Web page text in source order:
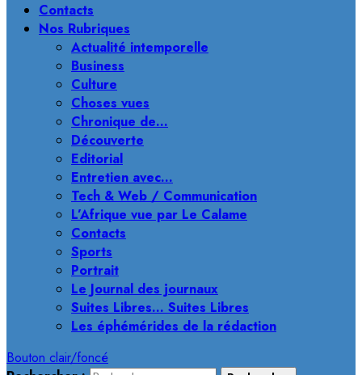
Contacts
Nos Rubriques
Actualité intemporelle
Business
Culture
Choses vues
Chronique de…
Découverte
Editorial
Entretien avec…
Tech & Web / Communication
L’Afrique vue par Le Calame
Contacts
Sports
Portrait
Le Journal des journaux
Suites Libres… Suites Libres
Les éphémérides de la rédaction
Bouton clair/foncé